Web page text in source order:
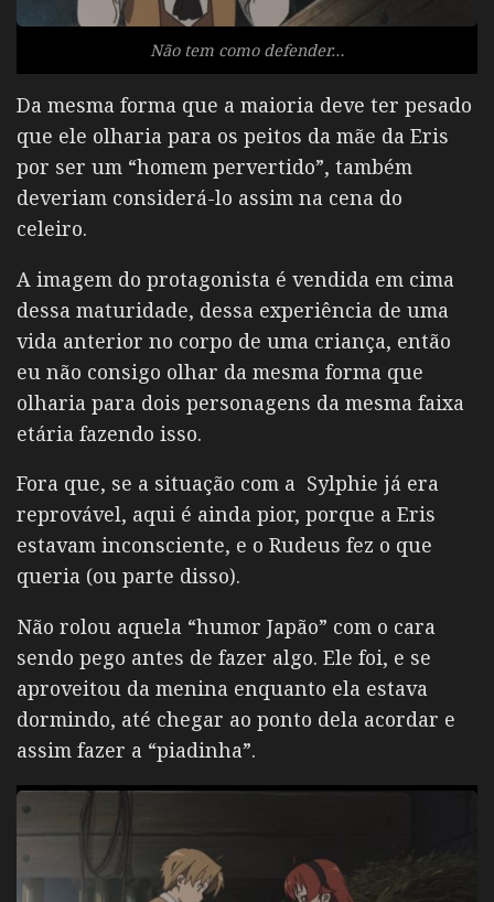
Não tem como defender…
Da mesma forma que a maioria deve ter pesado
que ele olharia para os peitos da mãe da Eris
por ser um “homem pervertido”, também
deveriam considerá-lo assim na cena do
celeiro.
A imagem do protagonista é vendida em cima
dessa maturidade, dessa experiência de uma
vida anterior no corpo de uma criança, então
eu não consigo olhar da mesma forma que
olharia para dois personagens da mesma faixa
etária fazendo isso.
Fora que, se a situação com a Sylphie já era
reprovável, aqui é ainda pior, porque a Eris
estavam inconsciente, e o Rudeus fez o que
queria (ou parte disso).
Não rolou aquela “humor Japão” com o cara
sendo pego antes de fazer algo. Ele foi, e se
aproveitou da menina enquanto ela estava
dormindo, até chegar ao ponto dela acordar e
assim fazer a “piadinha”.